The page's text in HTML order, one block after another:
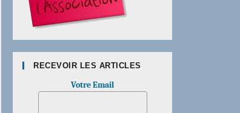
RECEVOIR LES ARTICLES
Votre Email